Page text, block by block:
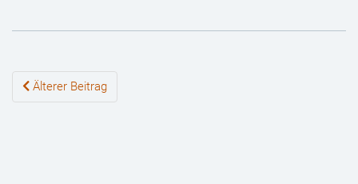
Beiträge-
Navigation
Älterer Beitrag